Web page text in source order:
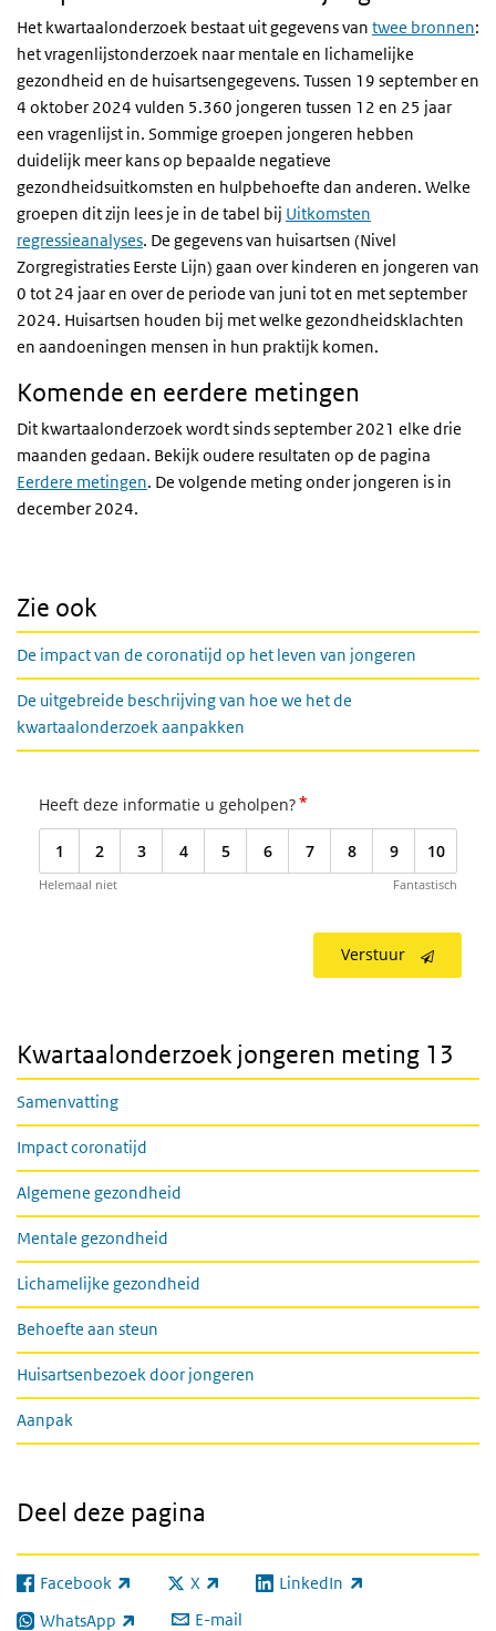
Het kwartaalonderzoek bestaat uit gegevens van twee bronnen:
het vragenlijstonderzoek naar mentale en lichamelijke
gezondheid en de huisartsengegevens. Tussen 19 september en
4 oktober 2024 vulden 5.360 jongeren tussen 12 en 25 jaar
een vragenlijst in. Sommige groepen jongeren hebben
duidelijk meer kans op bepaalde negatieve
gezondheidsuitkomsten en hulpbehoefte dan anderen. Welke
groepen dit zijn lees je in de tabel bij Uitkomsten
regressieanalyses. De gegevens van huisartsen (Nivel
Zorgregistraties Eerste Lijn) gaan over kinderen en jongeren van
0 tot 24 jaar en over de periode van juni tot en met september
2024. Huisartsen houden bij met welke gezondheidsklachten
en aandoeningen mensen in hun praktijk komen.
Komende en eerdere metingen
Dit kwartaalonderzoek wordt sinds september 2021 elke drie
maanden gedaan. Bekijk oudere resultaten op de pagina
Eerdere metingen. De volgende meting onder jongeren is in
december 2024.
Zie ook
De impact van de coronatijd op het leven van jongeren
De uitgebreide beschrijving van hoe we het de
kwartaalonderzoek aanpakken
Heeft deze informatie u geholpen?*
1 2 3 4 5 6 7 8 9 10
Helemaal niet Fantastisch
Verstuur
Kwartaalonderzoek jongeren meting 13
Samenvatting
Impact coronatijd
Algemene gezondheid
Mentale gezondheid
Lichamelijke gezondheid
Behoefte aan steun
Huisartsenbezoek door jongeren
Aanpak
Deel deze pagina
Facebook
(externe link) X
(externe link) LinkedIn
(externe link)
WhatsApp
E-mail